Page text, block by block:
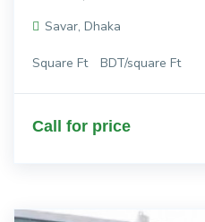
Savar, Dhaka
Square Ft BDT/square Ft
Call for price